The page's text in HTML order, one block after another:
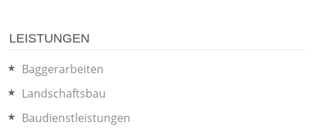
LEISTUNGEN
Baggerarbeiten
Landschaftsbau
Baudienstleistungen